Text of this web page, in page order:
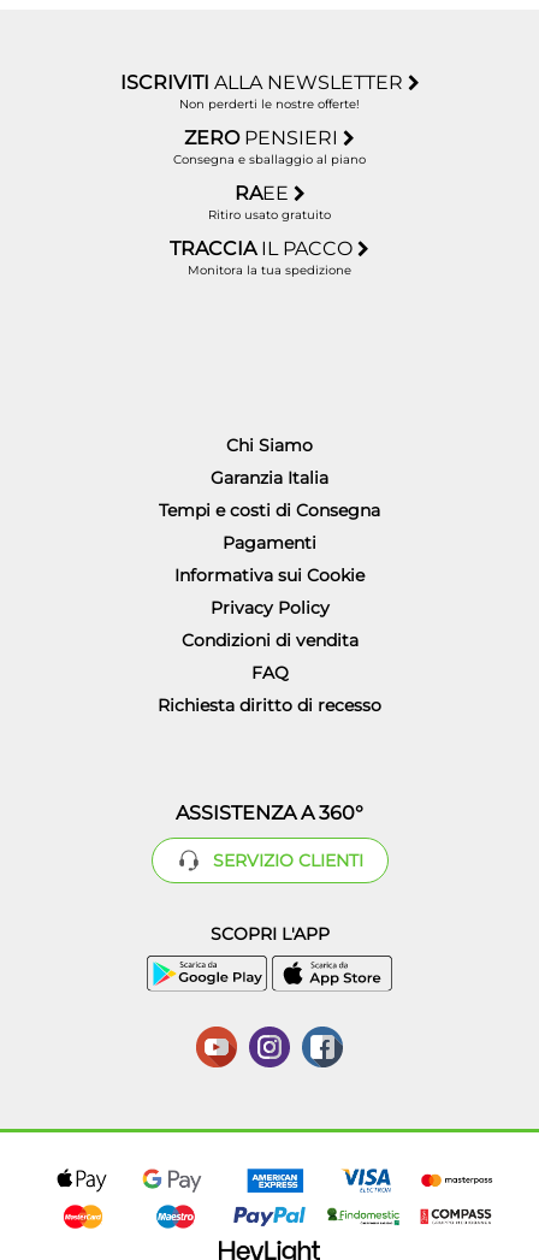
ISCRIVITI ALLA NEWSLETTER
Non perderti le nostre offerte!
ZERO PENSIERI
Consegna e sballaggio al piano
RAEE
Ritiro usato gratuito
TRACCIA IL PACCO
Monitora la tua spedizione
Chi Siamo
Garanzia Italia
Tempi e costi di Consegna
Pagamenti
Informativa sui Cookie
Privacy Policy
Condizioni di vendita
FAQ
Richiesta diritto di recesso
ASSISTENZA A 360°
SERVIZIO CLIENTI
SCOPRI L'APP